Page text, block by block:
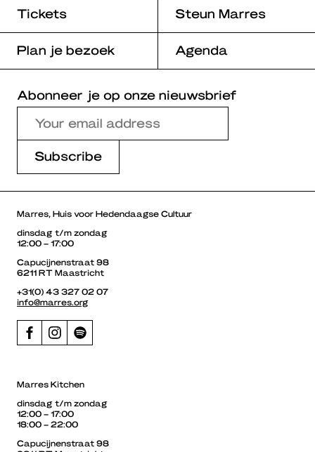
Tickets Steun Marres
Plan je bezoek Agenda
Abonneer je op onze nieuwsbrief
Marres, Huis voor Hedendaagse Cultuur
dinsdag t/m zondag
12:00 – 17:00
Capucijnenstraat 98
6211 RT Maastricht
+31(0) 43 327 02 07
info@marres.org
Marres Kitchen
dinsdag t/m zondag
12:00 – 17:00
18:00 – 22:00
Capucijnenstraat 98